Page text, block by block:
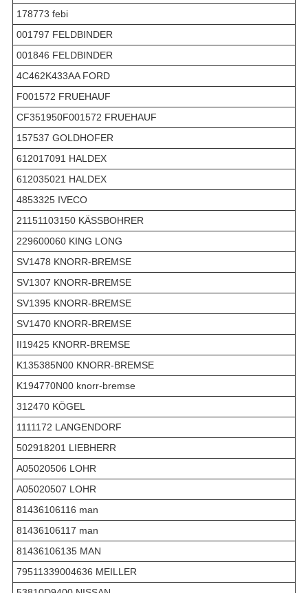
178773 febi
001797 FELDBINDER
001846 FELDBINDER
4C462K433AA FORD
F001572 FRUEHAUF
CF351950F001572 FRUEHAUF
157537 GOLDHOFER
612017091 HALDEX
612035021 HALDEX
4853325 IVECO
21151103150 KÄSSBOHRER
229600060 KING LONG
SV1478 KNORR-BREMSE
SV1307 KNORR-BREMSE
SV1395 KNORR-BREMSE
SV1470 KNORR-BREMSE
II19425 KNORR-BREMSE
K135385N00 KNORR-BREMSE
K194770N00 knorr-bremse
312470 KÖGEL
1111172 LANGENDORF
502918201 LIEBHERR
A05020506 LOHR
A05020507 LOHR
81436106116 man
81436106117 man
81436106135 MAN
79511339004636 MEILLER